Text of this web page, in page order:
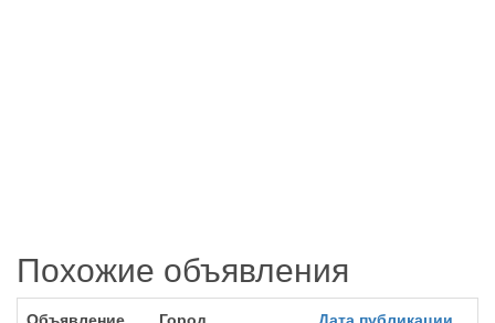
Похожие объявления
Объявление Город
Дата публикации